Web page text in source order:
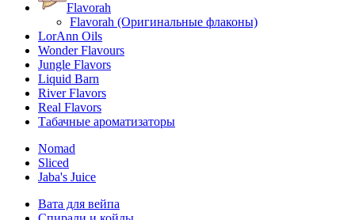
Flavorah
Flavorah (Оригинальные флаконы)
LorAnn Oils
Wonder Flavours
Jungle Flavors
Liquid Barn
River Flavors
Real Flavors
Табачные ароматизаторы
Nomad
Sliced
Jaba's Juice
Вата для вейпа